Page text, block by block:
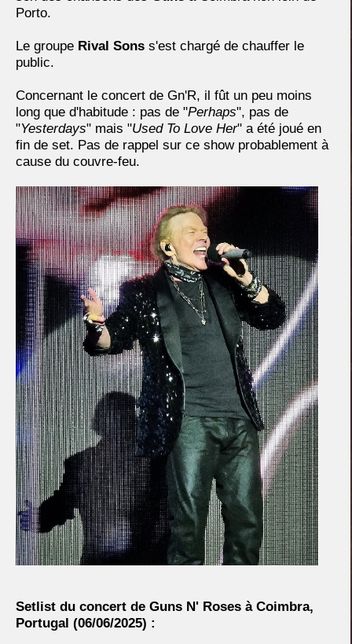
Porto.
Le groupe Rival Sons s'est chargé de chauffer le
public.
Concernant le concert de Gn'R, il fût un peu moins
long que d'habitude : pas de "Perhaps", pas de
"Yesterdays" mais "Used To Love Her" a été joué en
fin de set. Pas de rappel sur ce show probablement à
cause du couvre-feu.
Setlist du concert de Guns N' Roses à Coimbra,
Portugal (06/06/2025) :